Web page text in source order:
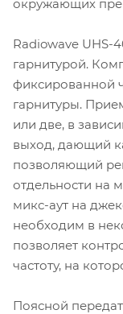
окружающих
Radiowave UHS-
гарнитурой.
фиксированной
гарнитуры.
или две, в
выход, дающий
позволяющий
отдельности на
микс-аут на
необходим в
позволяет
частоту, на
Поясной